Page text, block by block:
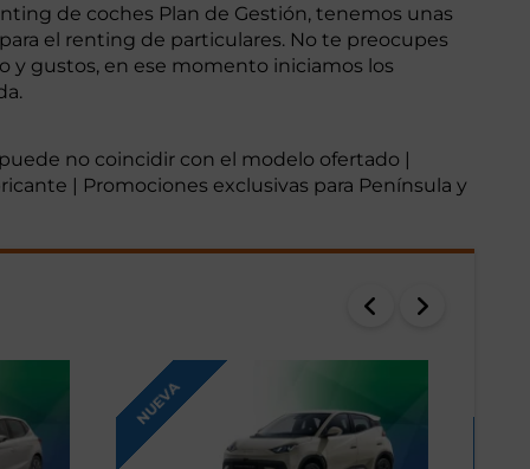
de coches Plan de Gestión, tenemos unas
el renting de particulares. No te preocupes
y gustos, en ese momento iniciamos los
no coincidir con el modelo ofertado |
| Promociones exclusivas para Península y
NUEVA